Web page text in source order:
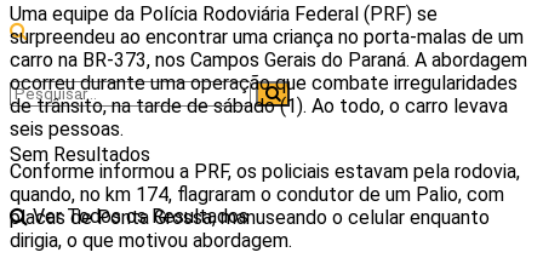
Sem Resultados
Ver Todos os Resultados
Uma equipe da Polícia Rodoviária Federal (PRF) se
surpreendeu ao encontrar uma criança no porta-malas de um
carro na BR-373, nos Campos Gerais do Paraná. A abordagem
ocorreu durante uma operação que combate irregularidades
de trânsito, na tarde de sábado (1). Ao todo, o carro levava
seis pessoas.
Conforme informou a PRF, os policiais estavam pela rodovia,
quando, no km 174, flagraram o condutor de um Palio, com
placas de Ponta Grossa, manuseando o celular enquanto
dirigia, o que motivou abordagem.